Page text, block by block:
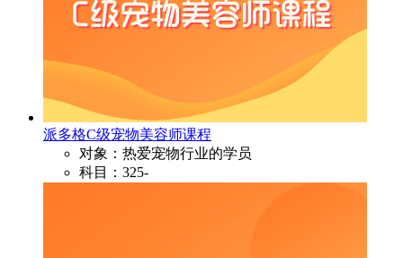
派多格C级宠物美容师课程
对象：热爱宠物行业的学员
科目：325-